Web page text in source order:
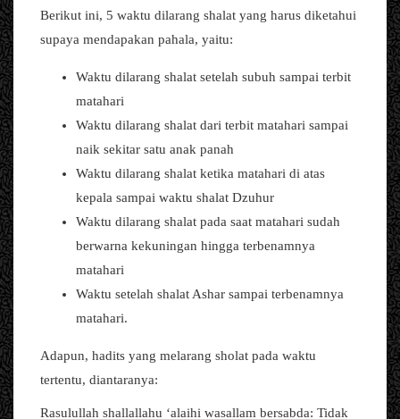
Berikut ini, 5 waktu dilarang shalat yang harus diketahui
supaya mendapakan pahala, yaitu:
Waktu dilarang shalat setelah subuh sampai terbit
matahari
Waktu dilarang shalat dari terbit matahari sampai
naik sekitar satu anak panah
Waktu dilarang shalat ketika matahari di atas
kepala sampai waktu shalat Dzuhur
Waktu dilarang shalat pada saat matahari sudah
berwarna kekuningan hingga terbenamnya
matahari
Waktu setelah shalat Ashar sampai terbenamnya
matahari.
Adapun, hadits yang melarang sholat pada waktu
tertentu, diantaranya:
Rasulullah shallallahu ‘alaihi wasallam bersabda: Tidak